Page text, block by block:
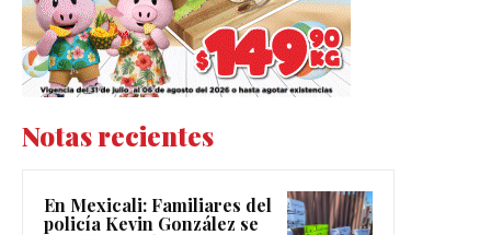
Notas recientes
En Mexicali: Familiares del
policía Kevin González se